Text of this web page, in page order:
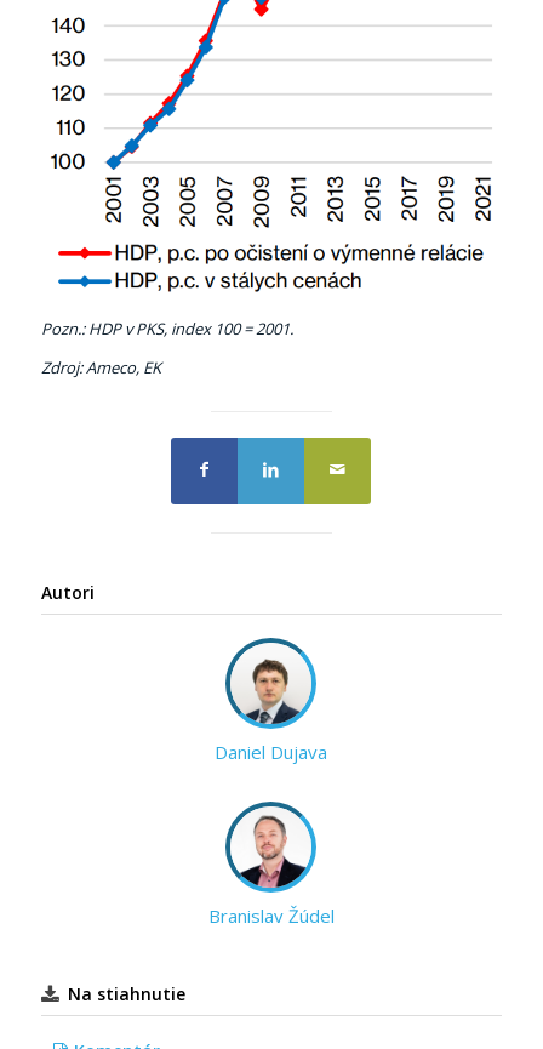
Pozn.: HDP v PKS, index 100 = 2001.
Zdroj: Ameco, EK
Autori
Daniel Dujava
Branislav Žúdel
Na stiahnutie